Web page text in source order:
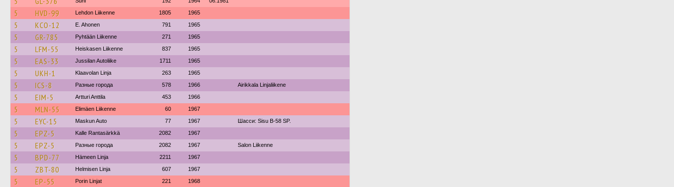
5 HVD-99 Lehdon Liikenne 1805 1965
5 KCO-12 E. Ahonen 791 1965
5 GR-785 Pyhtään Liikenne 271 1965
5 LFM-55 Heiskasen Liikenne 837 1965
5 EAS-33 Jussilan Autoliike 1711 1965
5 UKH-1 Klaavolan Linja 263 1965
5 ICS-8 Разные города 578 1966 Airikkala Linjaliikene
5 EIM-5 Artturi Anttila 453 1966
5 MLN-55 Elimäen Liikenne 60 1967
5 EYC-15 Maskun Auto 77 1967 Шасси: Sisu B-58 SP.
5 EPZ-5 Kalle Rantasärkkä 2082 1967
5 EPZ-5 Разные города 2082 1967 Salon Liikenne
5 BPD-77 Hämeen Linja 2211 1967
5 ZBT-80 Helmisen Linja 607 1967
5 EP-55 Porin Linjat 221 1968